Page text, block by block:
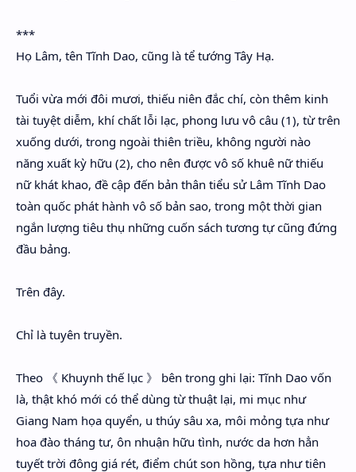
***
Họ Lâm, tên Tĩnh Dao, cũng là tể tướng Tây Hạ.
Tuổi vừa mới đôi mươi, thiếu niên đắc chí, còn thêm kinh
tài tuyệt diễm, khí chất lỗi lạc, phong lưu vô câu (1), từ trên
xuống dưới, trong ngoài thiên triều, không người nào
năng xuất kỳ hữu (2), cho nên được vô số khuê nữ thiếu
nữ khát khao, đề cập đến bản thân tiểu sử Lâm Tĩnh Dao
toàn quốc phát hành vô số bản sao, trong một thời gian
ngắn lượng tiêu thụ những cuốn sách tương tự cũng đứng
đầu bảng.
Trên đây.
Chỉ là tuyên truyền.
Theo 《 Khuynh thế lục 》 bên trong ghi lại: Tĩnh Dao vốn
là, thật khó mới có thể dùng từ thuật lại, mi mục như
Giang Nam họa quyển, u thúy sâu xa, môi mỏng tựa như
hoa đào tháng tư, ôn nhuận hữu tình, nước da hơn hẳn
tuyết trời đông giá rét, điểm chút son hồng, tựa như tiên